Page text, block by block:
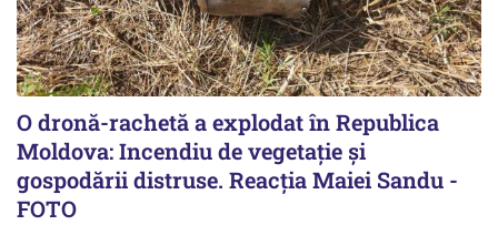
O dronă-rachetă a explodat în Republica
Moldova: Incendiu de vegetație și
gospodării distruse. Reacția Maiei Sandu -
FOTO